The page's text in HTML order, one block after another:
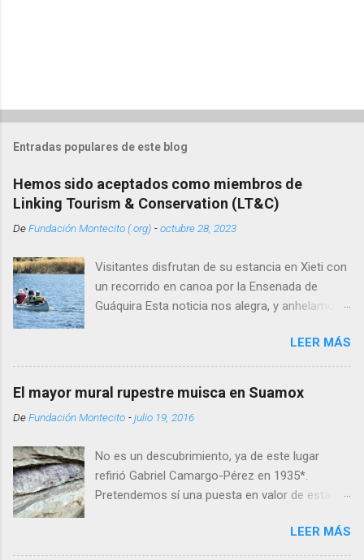
Entradas populares de este blog
Hemos sido aceptados como miembros de
Linking Tourism & Conservation (LT&C)
DeFundación Montecito (.org) -octubre 28, 2023
Visitantes disfrutan de su estancia en Xieti con
un recorrido en canoa por la Ensenada de
Guáquira Esta noticia nos alegra, y anhelamos
de intercambio con todos aquellos interesados
en el turismo de naturaleza y la conservación.
El registro de la Fundación Montecito con LT&C
está relacionado con el proyecto Reserva
Natural Xieti, les invitamos a explorar enlace
compartimos que hemos sido aceptados
como miembros de Linking Tourism &
Conservation (LT&C) , organización sin ánimo
es: Facilitar una red educativa global de
LEER MÁS
El mayor mural rupestre muisca en Suamox
DeFundación Montecito -julio 19, 2016
No es un descubrimiento, ya de este lugar
refirió Gabriel Camargo-Pérez en 1935*.
Pretendemos sí una puesta en valor de esta
ancestral de Colombia, al que optamos llamar
el mayor mural rupestre muisca en Suamox . Y
LEER MÁS